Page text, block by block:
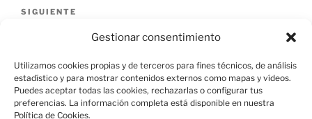
Gestionar consentimiento
Utilizamos cookies propias y de terceros para fines técnicos, de análisis
estadístico y para mostrar contenidos externos como mapas y vídeos.
Puedes aceptar todas las cookies, rechazarlas o configurar tus
preferencias. La información completa está disponible en nuestra
Política de Cookies.
Siguiente
SIGUIENTE